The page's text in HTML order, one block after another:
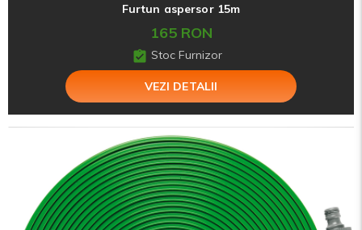
Furtun aspersor 15m
165 RON
Stoc Furnizor
VEZI DETALII